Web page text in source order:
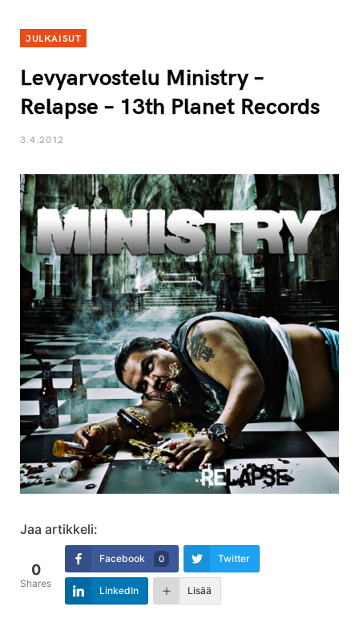
JULKAISUT
Levyarvostelu Ministry –
Relapse – 13th Planet Records
3.4.2012
Jaa artikkeli:
0
Shares
Facebook 0 Twitter
LinkedIn Lisää